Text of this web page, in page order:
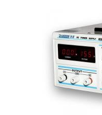
Přesnost měření napětí
Přesnost měření proudu